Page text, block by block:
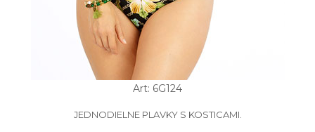
Art: 6G124
JEDNODIELNE PLAVKY S KOSTICAMI.